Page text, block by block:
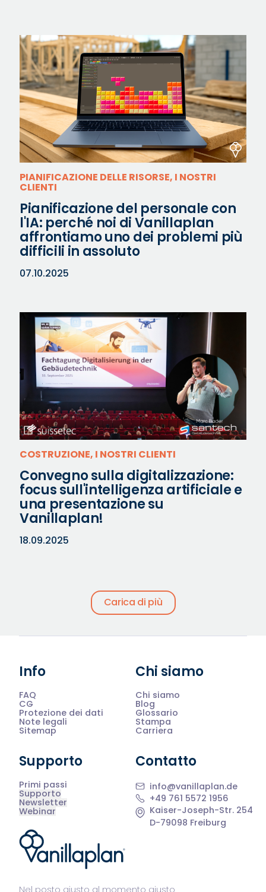
PIANIFICAZIONE DELLE RISORSE, I NOSTRI
CLIENTI
Pianificazione del personale con
l'IA: perché noi di Vanillaplan
affrontiamo uno dei problemi più
difficili in assoluto
07.10.2025
COSTRUZIONE, I NOSTRI CLIENTI
Convegno sulla digitalizzazione:
focus sull'intelligenza artificiale e
una presentazione su
Vanillaplan!
18.09.2025
Carica di più
®
Info
FAQ
CG
Protezione dei dati
Note legali
Sitemap
Chi siamo
Chi siamo
Blog
Glossario
Stampa
Carriera
Supporto
Primi passi
Supporto
Newsletter
Webinar
Contatto
info@vanillaplan.de
+49 761 5572 1956
Kaiser-Joseph-Str. 254
D-79098 Freiburg